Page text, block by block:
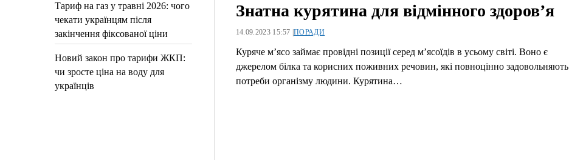
Тариф на газ у травні 2026: чого
чекати українцям після
закінчення фіксованої ціни
Новий закон про тарифи ЖКП:
чи зросте ціна на воду для
українців
Знатна курятина для відмінного здоров’я
14.09.2023 15:57 |ПОРАДИ
Куряче м’ясо займає провідні позиції серед м’ясоїдів в усьому світі. Воно є
джерелом білка та корисних поживних речовин, які повноцінно задовольняють
потреби організму людини. Курятина…